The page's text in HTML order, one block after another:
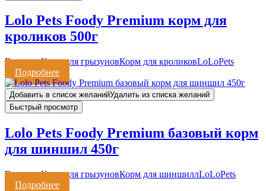
Lolo Pets Foody Premium корм для
кроликов 500г
ГрызуныКорм для грызуновКорм для кроликовLoLoPets
Подробнее
Добавить в список желанийУдалить из списка желаний
Быстрый просмотр
Lolo Pets Foody Premium базовый корм
для шиншил 450г
ГрызуныКорм для грызуновКорм для шиншиллLoLoPets
Подробнее